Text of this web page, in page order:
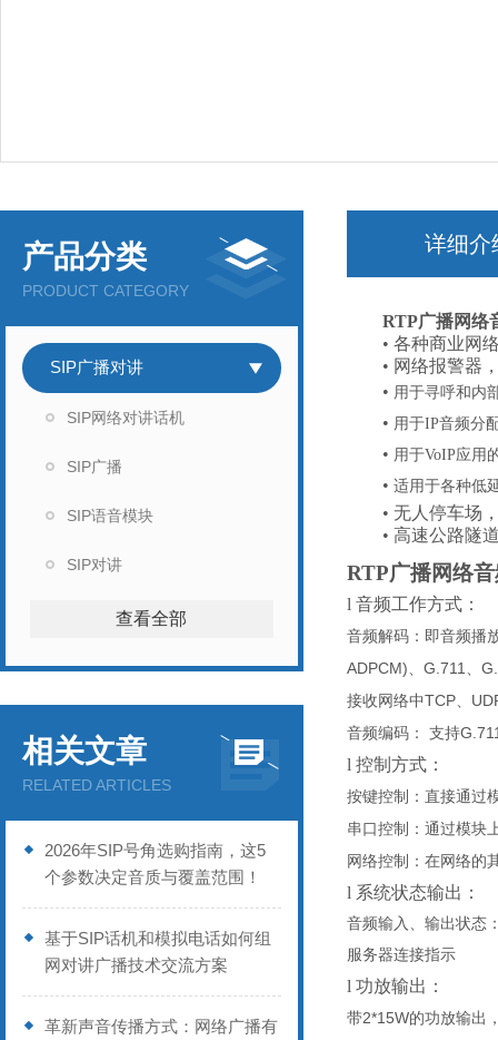
产品分类
PRODUCT CATEGORY
SIP广播对讲
SIP网络对讲话机
SIP广播
SIP语音模块
SIP对讲
查看全部
相关文章
RELATED ARTICLES
2026年SIP号角选购指南，这5
个参数决定音质与覆盖范围！
基于SIP话机和模拟电话如何组
网对讲广播技术交流方案
革新声音传播方式：网络广播有
详细介
RTP广播网络
• 各种商业网
• 网络报警器
• 用于寻呼和内
• 用于IP音频分
• 用于VoIP应用
• 适用于各种低
• 无人停车场
• 高速公路隧
RTP广播网络
l 音频工作方式：
音频解码 ： 即音频播
ADPCM)、 G.711 、
接收网络中TCP、
音频编码 ： 支持
l 控制方式：
按键控制： 直接通过
串口控制： 通过模块
网络控制： 在网络的
l 系统状态输出：
音频输入、输出状态
服务器连接指示
l 功放输出：
带2*15W的功放输出